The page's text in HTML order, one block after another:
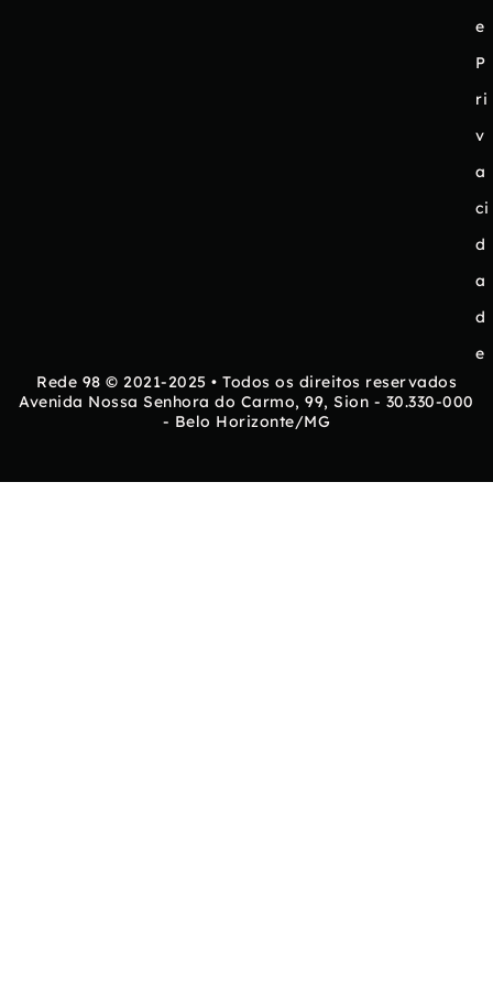
e
P
ri
v
a
ci
d
a
d
e
Rede 98 © 2021-2025 • Todos os direitos reservados
Avenida Nossa Senhora do Carmo, 99, Sion - 30.330-000
- Belo Horizonte/MG